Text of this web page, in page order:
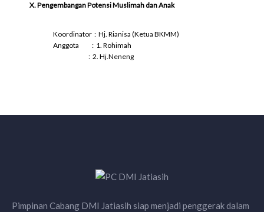
X. Pengembangan Potensi Muslimah dan Anak
Koordinator : Hj. Rianisa (Ketua BKMM)
Anggota : 1. Rohimah
: 2. Hj.Neneng
Pimpinan Cabang DMI Jatiasih siap menjadi penggerak dalam